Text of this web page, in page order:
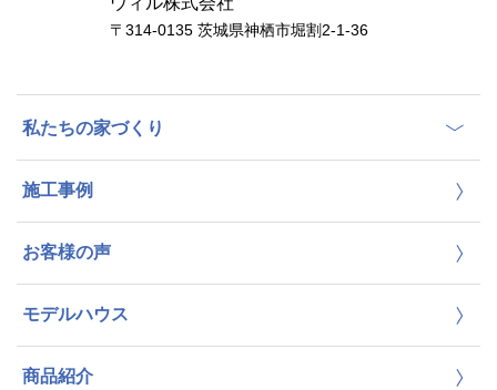
〒314-0135 茨城県神栖市堀割2-1-36
私たちの家づくり
施工事例
お客様の声
モデルハウス
商品紹介